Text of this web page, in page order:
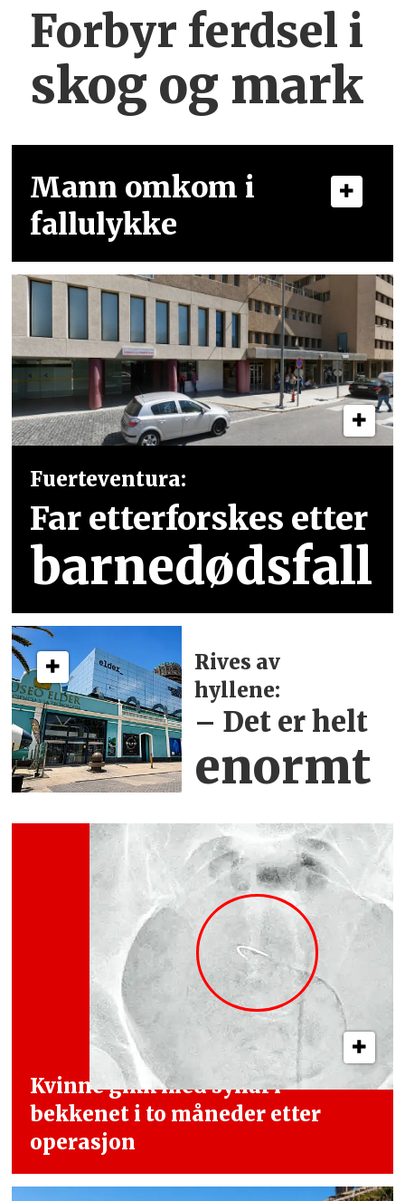
Forbyr ferdsel i
skog og mark
Mann omkom i
fallulykke
Fuerteventura:
Far etterforskes etter
barnedødsfall
Rives av
hyllene:
– Det er helt
enormt
Kvinne gikk med synål i
bekkenet i to måneder etter
operasjon